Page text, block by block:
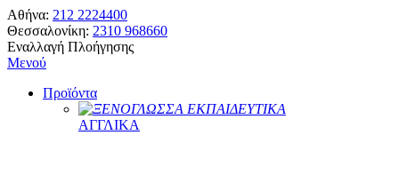
Αθήνα: 212 2224400
Θεσσαλονίκη: 2310 968660
Εναλλαγή Πλοήγησης
Μενού
Προϊόντα
ΞΕΝΟΓΛΩΣΣΑ ΕΚΠΑΙΔΕΥΤΙΚΑ
ΑΓΓΛΙΚΑ